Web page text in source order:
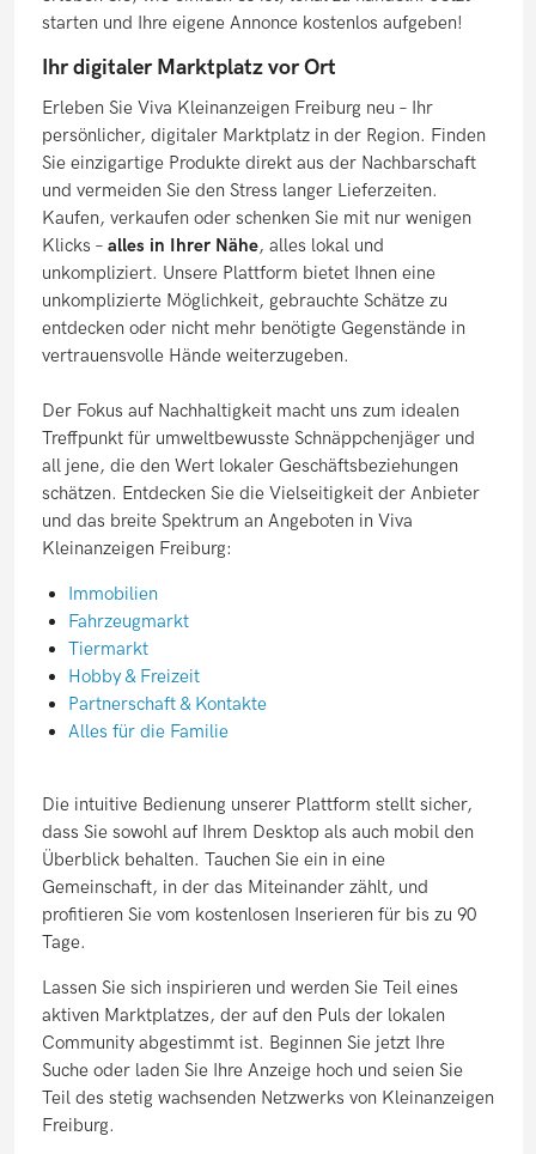
starten und Ihre eigene Annonce kostenlos aufgeben!
Ihr digitaler Marktplatz vor Ort
Erleben Sie Viva Kleinanzeigen Freiburg neu – Ihr
persönlicher, digitaler Marktplatz in der Region. Finden
Sie einzigartige Produkte direkt aus der Nachbarschaft
und vermeiden Sie den Stress langer Lieferzeiten.
Kaufen, verkaufen oder schenken Sie mit nur wenigen
Klicks – alles in Ihrer Nähe, alles lokal und
unkompliziert. Unsere Plattform bietet Ihnen eine
unkomplizierte Möglichkeit, gebrauchte Schätze zu
entdecken oder nicht mehr benötigte Gegenstände in
vertrauensvolle Hände weiterzugeben.
Der Fokus auf Nachhaltigkeit macht uns zum idealen
Treffpunkt für umweltbewusste Schnäppchenjäger und
all jene, die den Wert lokaler Geschäftsbeziehungen
schätzen. Entdecken Sie die Vielseitigkeit der Anbieter
und das breite Spektrum an Angeboten in Viva
Kleinanzeigen Freiburg:
Immobilien
Fahrzeugmarkt
Tiermarkt
Hobby & Freizeit
Partnerschaft & Kontakte
Alles für die Familie
Die intuitive Bedienung unserer Plattform stellt sicher,
dass Sie sowohl auf Ihrem Desktop als auch mobil den
Überblick behalten. Tauchen Sie ein in eine
Gemeinschaft, in der das Miteinander zählt, und
profitieren Sie vom kostenlosen Inserieren für bis zu 90
Tage.
Lassen Sie sich inspirieren und werden Sie Teil eines
aktiven Marktplatzes, der auf den Puls der lokalen
Community abgestimmt ist. Beginnen Sie jetzt Ihre
Suche oder laden Sie Ihre Anzeige hoch und seien Sie
Teil des stetig wachsenden Netzwerks von Kleinanzeigen
Freiburg.